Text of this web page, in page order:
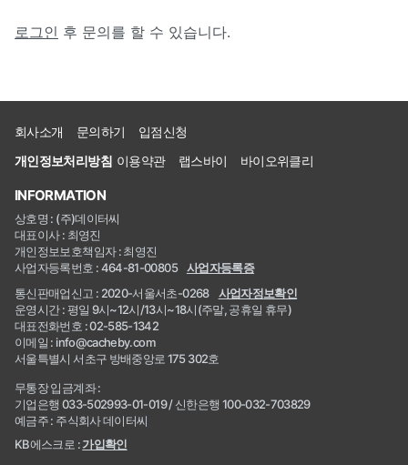
로그인 후 문의를 할 수 있습니다.
회사소개 문의하기
입점신청
개인정보처리방침 이용약관 랩스바이 바이오위클리
INFORMATION
상호명 : (주)데이터씨
대표이사 : 최영진
개인정보보호책임자 : 최영진
사업자등록번호 : 464-81-00805
사업자등록증
통신판매업신고 : 2020-서울서초-0268
사업자정보확인
운영시간 : 평일 9시~12시/13시~18시(주말, 공휴일 휴무)
대표전화번호 : 02-585-1342
이메일 : info@cacheby.com
서울특별시 서초구 방배중앙로 175 302호
무통장 입금계좌 :
기업은행 033-502993-01-019 / 신한은행 100-032-703829
예금주 : 주식회사 데이터씨
KB에스크로 :가입확인